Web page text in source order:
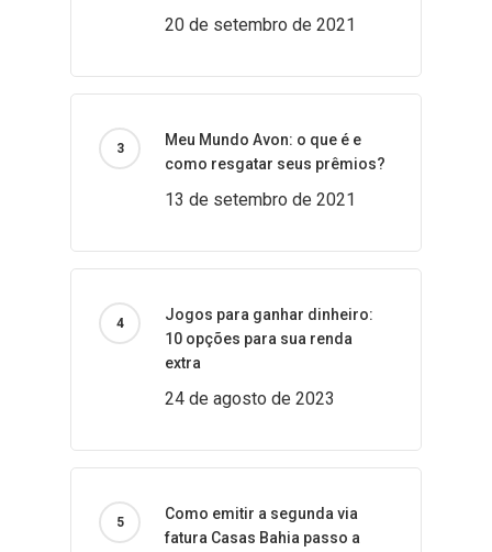
20 de setembro de 2021
Meu Mundo Avon: o que é e
como resgatar seus prêmios?
13 de setembro de 2021
Jogos para ganhar dinheiro:
10 opções para sua renda
extra
24 de agosto de 2023
Como emitir a segunda via
fatura Casas Bahia passo a